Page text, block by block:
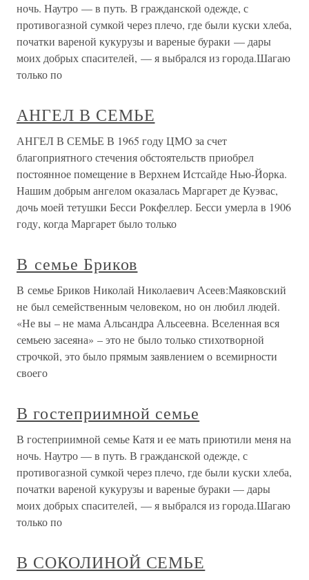
ночь. Наутро — в путь. В гражданской одежде, с
противогазной сумкой через плечо, где были куски хлеба,
початки вареной кукурузы и вареные бураки — дары
моих добрых спасителей, — я выбрался из города.Шагаю
только по
АНГЕЛ В СЕМЬЕ
АНГЕЛ В СЕМЬЕ В 1965 году ЦМО за счет
благоприятного стечения обстоятельств приобрел
постоянное помещение в Верхнем Истсайде Нью-Йорка.
Нашим добрым ангелом оказалась Маргарет де Куэвас,
дочь моей тетушки Бесси Рокфеллер. Бесси умерла в 1906
году, когда Маргарет было только
В семье Бриков
В семье Бриков Николай Николаевич Асеев:Маяковский
не был семейственным человеком, но он любил людей.
«Не вы – не мама Альсандра Альсеевна. Вселенная вся
семьею засеяна» – это не было только стихотворной
строчкой, это было прямым заявлением о всемирности
своего
В гостеприимной семье
В гостеприимной семье Катя и ее мать приютили меня на
ночь. Наутро — в путь. В гражданской одежде, с
противогазной сумкой через плечо, где были куски хлеба,
початки вареной кукурузы и вареные бураки — дары
моих добрых спасителей, — я выбрался из города.Шагаю
только по
В СОКОЛИНОЙ СЕМЬЕ